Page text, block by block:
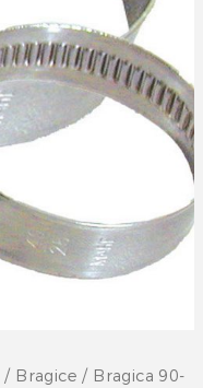
/ Bragice / Bragica 90-